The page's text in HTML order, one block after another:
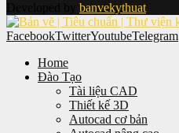
banvekythuat
FacebookTwitterYoutubeTelegram
Home
Đào Tạo
Tài liệu CAD
Thiết kế 3D
Autocad cơ bản